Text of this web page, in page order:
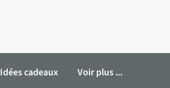
Idées cadeaux Voir plus ...